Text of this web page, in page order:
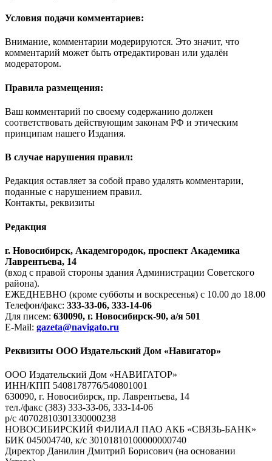
Условия подачи комментариев:
Внимание, комментарии модерируются. Это значит, что
комментарий может быть отредактирован или удалён
модератором.
Правила размещения:
Ваш комментарий по своему содержанию должен
соответствовать действующим законам РФ и этическим
принципам нашего Издания.
В случае нарушения правил:
Редакция оставляет за собой право удалять комментарии,
поданные с нарушением правил.
Контакты, реквизиты
Редакция
г. Новосибирск, Академгородок, проспект Академика
Лаврентьева, 14
(вход с правой стороны здания Администрации Советского
района).
ЕЖЕДНЕВНО (кроме субботы и воскресенья) с 10.00 до 18.00
Телефон/факс: 333-33-06, 333-14-06
Для писем: 630090, г. Новосибирск-90, а/я 501
E-Mail: gazeta@navigato.ru
Реквизиты ООО Издательский Дом «Навигатор»
ООО Издательский Дом «НАВИГАТОР»
ИНН/КПП 5408178776/540801001
630090, г. Новосибирск, пр. Лаврентьева, 14
тел./факс (383) 333-33-06, 333-14-06
р/с 40702810301330000238
НОВОСИБИРСКИЙ ФИЛИАЛ ПАО АКБ «СВЯЗЬ-БАНК»
БИК 045004740, к/с 30101810100000000740
Директор Данилин Дмитрий Борисович (на основании